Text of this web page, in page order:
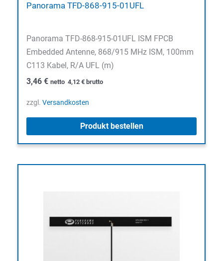
Panorama TFD-868-915-01UFL
Panorama TFD-868-915-01UFL ISM FPCB
Embedded Antenne, 868/915 MHz ISM, 100mm
C113 Kabel, R/A UFL (m)
3,46 € netto 4,12 € brutto
zzgl. Versandkosten
Produkt bestellen